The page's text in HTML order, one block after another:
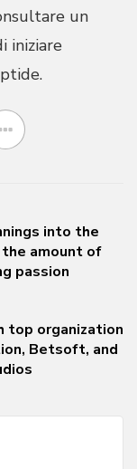
un
iniziare
into the
amount of
passion
top organization
Betsoft, and